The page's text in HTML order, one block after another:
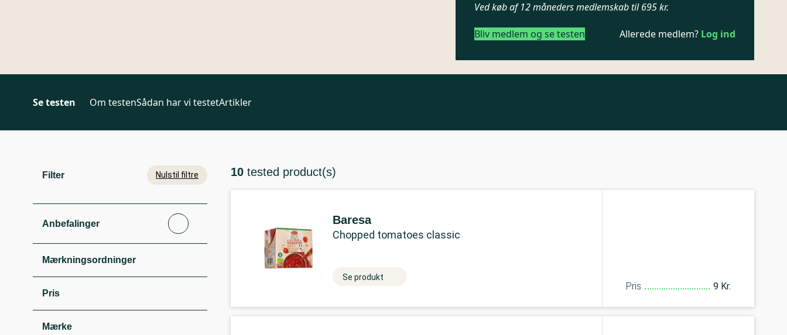
Ved køb af 12 måneders medlemskab til 695 kr.
Bliv medlem og se testen Allerede medlem? Log ind
Se testen Om testenSådan har vi testetArtikler
Filter Nulstil filtre
Anbefalinger
Mærkningsordninger
Pris
Mærke
10 tested product(s)
Baresa
Chopped tomatoes classic
Se produkt
Pris 9 Kr.